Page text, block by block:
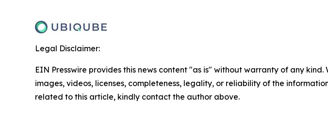
Legal Disclaimer:
EIN Presswire provides this news content "as is" without warranty of any
images, videos, licenses, completeness, legality, or reliability of the
related to this article, kindly contact the author above.